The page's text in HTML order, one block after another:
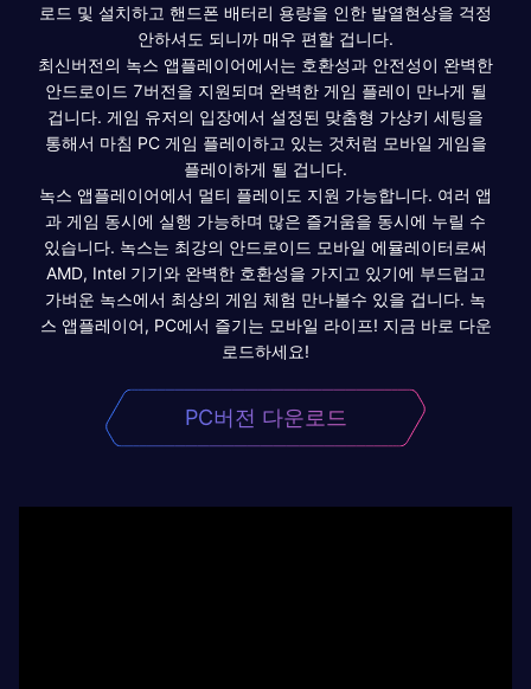
로드 및 설치하고 핸드폰 배터리 용량을 인한 발열현상을 걱정
안하셔도 되니까 매우 편할 겁니다.
최신버전의 녹스 앱플레이어에서는 호환성과 안전성이 완벽한
안드로이드 7버전을 지원되며 완벽한 게임 플레이 만나게 될
겁니다. 게임 유저의 입장에서 설정된 맞춤형 가상키 세팅을
통해서 마침 PC 게임 플레이하고 있는 것처럼 모바일 게임을
플레이하게 될 겁니다.
녹스 앱플레이어에서 멀티 플레이도 지원 가능합니다. 여러 앱
과 게임 동시에 실행 가능하며 많은 즐거움을 동시에 누릴 수
있습니다. 녹스는 최강의 안드로이드 모바일 에뮬레이터로써
AMD, Intel 기기와 완벽한 호환성을 가지고 있기에 부드럽고
가벼운 녹스에서 최상의 게임 체험 만나볼수 있을 겁니다. 녹
스 앱플레이어, PC에서 즐기는 모바일 라이프! 지금 바로 다운
로드하세요!
PC버전 다운로드